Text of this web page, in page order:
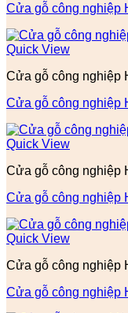
Cửa gỗ công nghiệp
Quick View
Cửa gỗ công nghiệp
Cửa gỗ công nghiệp
Quick View
Cửa gỗ công nghiệp
Cửa gỗ công nghiệp
Quick View
Cửa gỗ công nghiệp
Cửa gỗ công nghiệp